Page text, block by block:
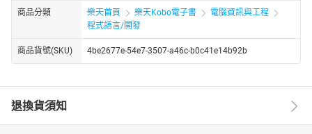
從入門到專家級的APP開發範例：
● 使用動態UI設計的計算機應用程式
● 豐富UI設計的旅遊照片瀏覽應用程式
● 使用SQLite設計的聯絡人應用程式
● 同步處理遠端網站資料擷取的瀏覽應用程式
進階主題
商品分類 樂天首頁 樂天Kobo電子書
電腦資訊與工程
程式語言/開發
商品貨號(SKU) 4be2677e-54e7-3507-a46c-b0c41e14b92b
退換貨須知